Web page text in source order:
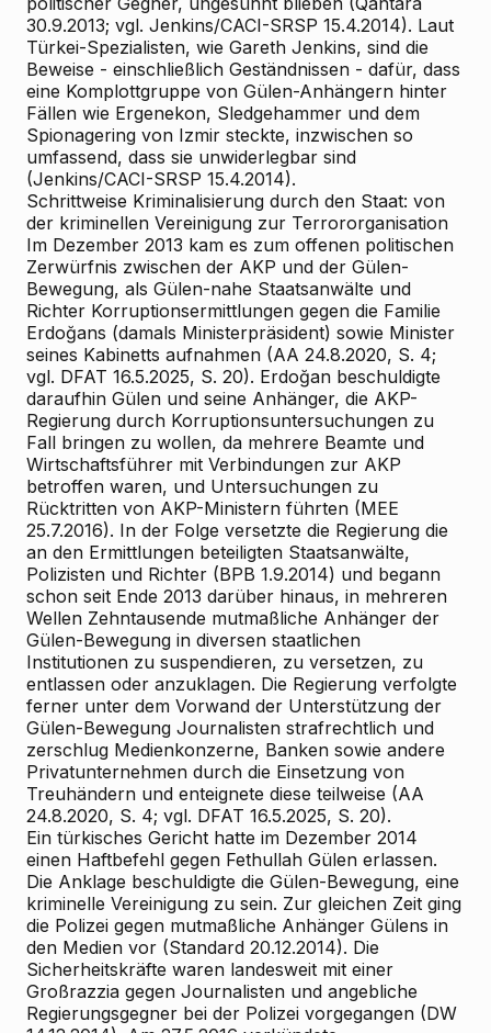
30.9.2013; vgl. Jenkins/CACI-SRSP 15.4.2014). Laut
Türkei-Spezialisten, wie Gareth Jenkins, sind die
Beweise - einschließlich Geständnissen - dafür, dass
eine Komplottgruppe von Gülen-Anhängern hinter
Fällen wie Ergenekon, Sledgehammer und dem
Spionagering von Izmir steckte, inzwischen so
umfassend, dass sie unwiderlegbar sind
(Jenkins/CACI-SRSP 15.4.2014).
Schrittweise Kriminalisierung durch den Staat: von
der kriminellen Vereinigung zur Terrororganisation
Im Dezember 2013 kam es zum offenen politischen
Zerwürfnis zwischen der AKP und der Gülen-
Bewegung, als Gülen-nahe Staatsanwälte und
Richter Korruptionsermittlungen gegen die Familie
Erdoğans (damals Ministerpräsident) sowie Minister
seines Kabinetts aufnahmen (AA 24.8.2020, S. 4;
vgl. DFAT 16.5.2025, S. 20). Erdoğan beschuldigte
daraufhin Gülen und seine Anhänger, die AKP-
Regierung durch Korruptionsuntersuchungen zu
Fall bringen zu wollen, da mehrere Beamte und
Wirtschaftsführer mit Verbindungen zur AKP
betroffen waren, und Untersuchungen zu
Rücktritten von AKP-Ministern führten (MEE
25.7.2016). In der Folge versetzte die Regierung die
an den Ermittlungen beteiligten Staatsanwälte,
Polizisten und Richter (BPB 1.9.2014) und begann
schon seit Ende 2013 darüber hinaus, in mehreren
Wellen Zehntausende mutmaßliche Anhänger der
Gülen-Bewegung in diversen staatlichen
Institutionen zu suspendieren, zu versetzen, zu
entlassen oder anzuklagen. Die Regierung verfolgte
ferner unter dem Vorwand der Unterstützung der
Gülen-Bewegung Journalisten strafrechtlich und
zerschlug Medienkonzerne, Banken sowie andere
Privatunternehmen durch die Einsetzung von
Treuhändern und enteignete diese teilweise (AA
24.8.2020, S. 4; vgl. DFAT 16.5.2025, S. 20).
Ein türkisches Gericht hatte im Dezember 2014
einen Haftbefehl gegen Fethullah Gülen erlassen.
Die Anklage beschuldigte die Gülen-Bewegung, eine
kriminelle Vereinigung zu sein. Zur gleichen Zeit ging
die Polizei gegen mutmaßliche Anhänger Gülens in
den Medien vor (Standard 20.12.2014). Die
Sicherheitskräfte waren landesweit mit einer
Großrazzia gegen Journalisten und angebliche
Regierungsgegner bei der Polizei vorgegangen (DW